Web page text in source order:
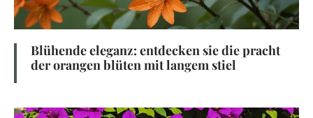
Blühende eleganz: entdecken sie die pracht
der orangen blüten mit langem stiel